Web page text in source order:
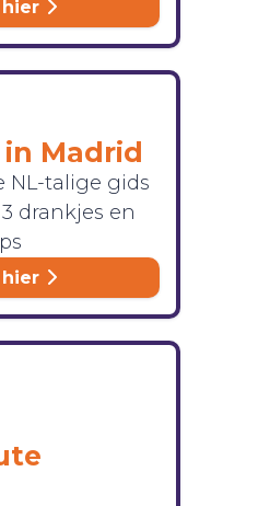
hier
Madrid
NL-talige gids
drankjes en
hier